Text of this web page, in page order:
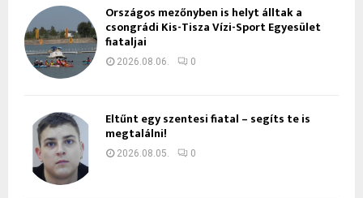
Országos mezőnyben is helyt álltak a
csongrádi Kis-Tisza Vízi-Sport Egyesület
fiataljai
2026.08.06. 0
Eltűnt egy szentesi fiatal – segíts te is
megtalálni!
2026.08.05. 0